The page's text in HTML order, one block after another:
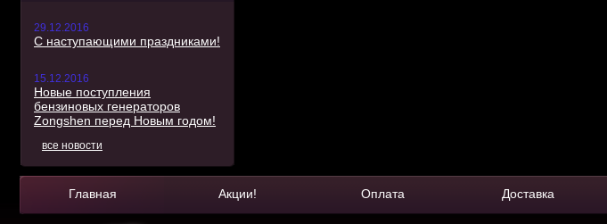
29.12.2016
С наступающими праздниками!
15.12.2016
Новые поступления
бензиновых генераторов
Zongshen перед Новым годом!
все новости
Главная Акции! Оплата Доставка